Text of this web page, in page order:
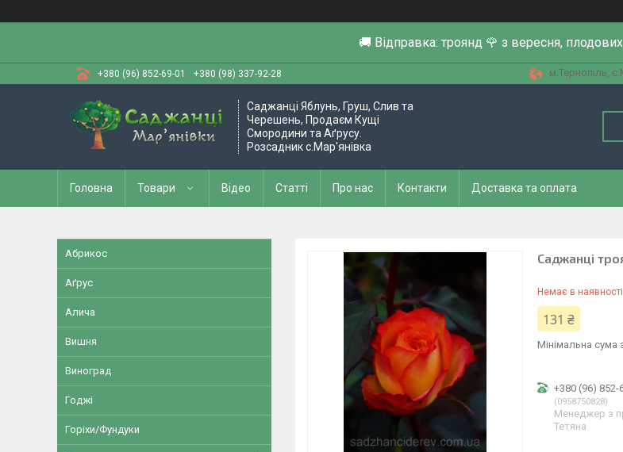
🚚 Відправка: троянд 🌹 з вересня,
+380 (96) 852-69-01 +380 (98) 337-92-28 м.Тернопіль,
Саджанці Яблунь, Груш, Слив та
Черешень, Продаєм Кущі
Смородини та Аґрусу.
Розсадник с.Мар'янівка
Головна Товари Відео Статті Про нас Контакти Доставка та оплата
Саджанці
Немає в наявності
131 ₴
Мінімальна сума
+380 (96) 852-
0958750828
Менеджер з
Тетяна
Абрикос
Аґрус
Алича
Вишня
Виноград
Годжі
Горіхи/Фундуки